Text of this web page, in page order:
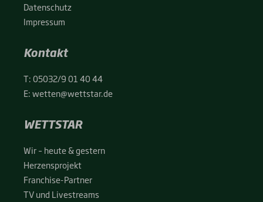
Daten­schutz
Impres­sum
Kontakt
T:05032/9 01 40 44
E:wetten@wettstar.de
WETTSTAR
Wir – heu­te & ges­tern
Her­zens­pro­jekt
Fran­chise-Par­t­­ner
TV und Live­streams